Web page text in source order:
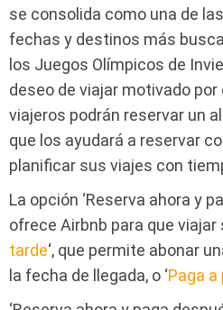
se consolida como una de
fechas y destinos más
los Juegos Olímpicos de
deseo de viajar motivado
viajeros podrán reservar un
que los ayudará a reservar
planificar sus viajes con
La opción ‘Reserva ahora y
ofrece Airbnb para que viajar
tarde‘, que permite abonar
la fecha de llegada, o ‘Paga a